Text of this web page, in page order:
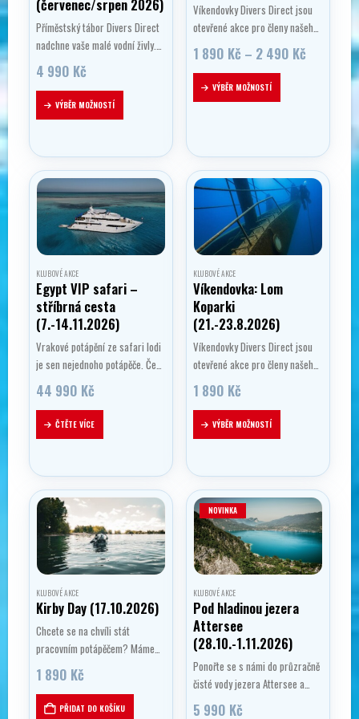
(červenec/srpen 2026)
Příměstský tábor Divers Direct
nadchne vaše malé vodní živly.
Děti budou plavat s monoploutví,
šnorchlovat a vyzkouší si i
nádechové a přístrojové
potápění v potápěčské jámě.
4 990 Kč
VÝBĚR MOŽNOSTÍ
Tento
produkt
více
variant.
Možnosti
lze
vybrat
na
stránce
produktu
Víkendovky Divers Direct jsou
otevřené akce pro členy našeho
klubu i širokou veřejnost. Sejde
se skvělá parta, zapotápíme se,
něco dobrého sníme a popijeme
a užijeme si pohodičku. Kromě
1 890 Kč – 2 490 Kč
VÝBĚR MOŽNOSTÍ
Tento
produkt
variant.
Možnosti
lze
vybrat
stránce
produktu
KLUBOVÉ AKCE
Egypt VIP safari –
stříbrná cesta
(7.-14.11.2026)
Vrakové potápění ze safari lodi
je sen nejednoho potápěče. Čeká
vás jedinečná trasa vedoucí
přes legendární oblasti Ras
Mohammed, ostrov Tiran, slavný
vrak SS Thistlegorm, Abu Nuhas
44 990 Kč
ČTĚTE VÍCE
KLUBOVÉ AKCE
Víkendovka: Lom
Koparki
(21.-23.8.2026)
Víkendovky Divers Direct jsou
otevřené akce pro členy našeho
klubu i širokou veřejnost. Sejde
se skvělá parta, zapotápíme se,
něco dobrého sníme a popijeme
a užijeme si pohodičku. Kromě
1 890 Kč
VÝBĚR MOŽNOSTÍ
Tento
produkt
více
variant.
Možnosti
lze
vybrat
na
stránce
produktu
KLUBOVÉ AKCE
Kirby Day (17.10.2026)
Chcete se na chvíli stát
pracovním potápěčem? Máme
pro vás jedinečnou příležitost!
Přijďte si vyzkoušet
potápěčskou helmu Kirby
1 890 Kč
PŘIDAT DO KOŠÍKU
NOVINKA
KLUBOVÉ AKCE
Pod hladinou jezera
Attersee
(28.10.-1.11.2026)
Ponořte se s námi do průzračně
čisté vody jezera Attersee a
objevte jeho bohatství pod
5 990 Kč